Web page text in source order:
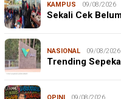
KAMPUS 09/08/2026
Sekali Cek
NASIONAL 09/08/2026
Trending